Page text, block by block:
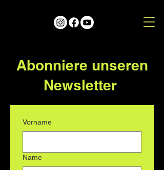
Abonniere unseren
Newsletter
Vorname
Name